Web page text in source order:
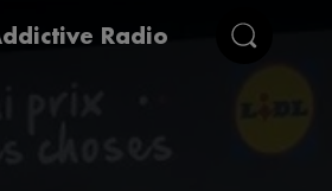
Radio